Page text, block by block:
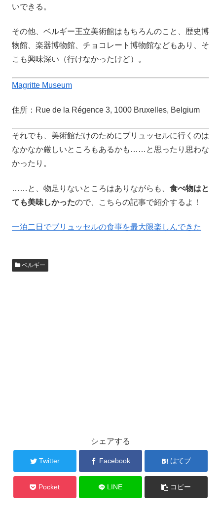
いできる。
その他、ベルギー王立美術館はもちろんのこと、歴史博
物館、楽器博物館、チョコレート博物館などもあり、そ
こも興味深い（行けなかったけど）。
Magritte Museum
住所：Rue de la Régence 3, 1000 Bruxelles, Belgium
それでも、美術館だけのためにブリュッセルに行くのは
なかなか厳しいところもあるかも……と思ったり思わな
かったり。
……と、物足りないところはありながらも、 食べ物はと
ても美味しかったので、こちらの記事で紹介するよ！
一泊二日でブリュッセルの食事を最大限楽しんできた
ベルギー
シェアする
Twitter Facebook はてブ
Pocket LINE コピー